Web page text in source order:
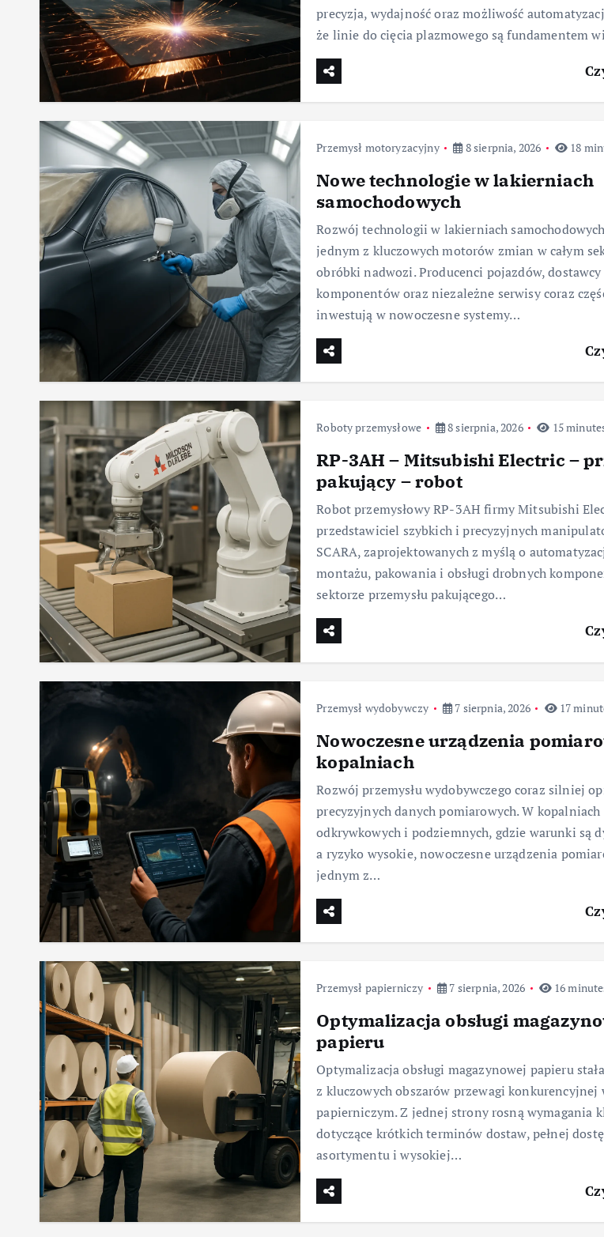
precyzja, wydajność oraz możliwość
że linie do cięcia plazmowego są fundamentem
Przemysł motoryzacyjny 8 sierpnia, 2026 18
Nowe technologie w lakierniach
samochodowych
Rozwój technologii w lakierniach
jednym z kluczowych motorów zmian w całym
obróbki nadwozi. Producenci pojazdów, dostawcy
komponentów oraz niezależne serwisy coraz
inwestują w nowoczesne systemy…
Roboty przemysłowe 8 sierpnia, 2026 15
RP-3AH – Mitsubishi Electric –
pakujący – robot
Robot przemysłowy RP-3AH firmy Mitsubishi
przedstawiciel szybkich i precyzyjnych
SCARA, zaprojektowanych z myślą o
montażu, pakowania i obsługi drobnych
sektorze przemysłu pakującego…
Przemysł wydobywczy 7 sierpnia, 2026 17
Nowoczesne urządzenia
kopalniach
Rozwój przemysłu wydobywczego coraz silniej
precyzyjnych danych pomiarowych. W kopalniach
odkrywkowych i podziemnych, gdzie warunki są
a ryzyko wysokie, nowoczesne urządzenia
jednym z…
Przemysł papierniczy 7 sierpnia, 2026 16
Optymalizacja obsługi
papieru
Optymalizacja obsługi magazynowej papieru
z kluczowych obszarów przewagi konkurencyjnej
papierniczym. Z jednej strony rosną wymagania
dotyczące krótkich terminów dostaw, pełnej
asortymentu i wysokiej…